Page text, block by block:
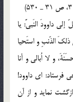
داوودَ النَبيَّ: يا
الذّنبِ و استَحيا
و لا اُبالي و أنا
وحي فرستاد: اي داوود!
نمايد و از آن